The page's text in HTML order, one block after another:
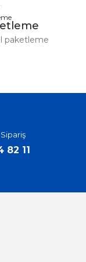
paketleme
82 11